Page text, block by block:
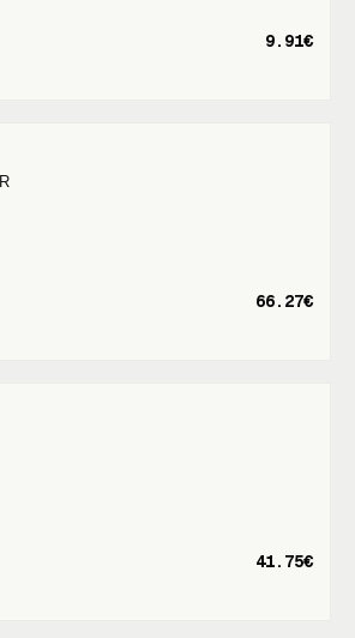
9.91€
66.27€
41.75€